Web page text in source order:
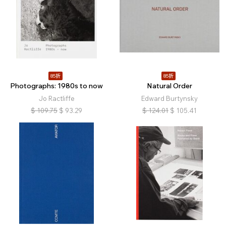
85折
Photographs: 1980s to now
Jo Ractliffe
$ 109.75 $ 93.29
85折
Natural Order
Edward Burtynsky
$ 124.01 $ 105.41